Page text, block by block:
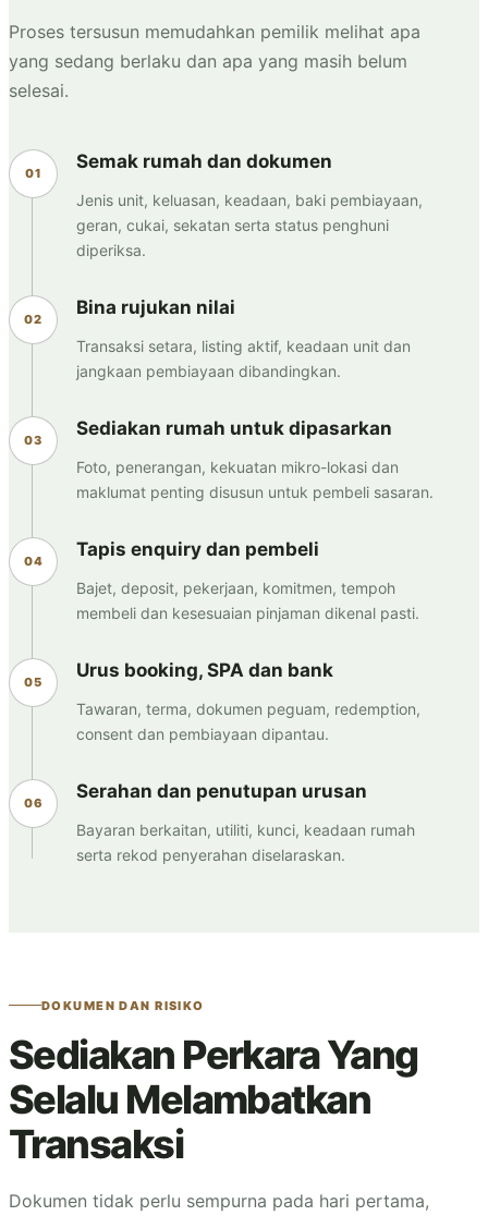
Proses tersusun memudahkan pemilik melihat apa
yang sedang berlaku dan apa yang masih belum
selesai.
Semak rumah dan dokumen
Jenis unit, keluasan, keadaan, baki pembiayaan,
geran, cukai, sekatan serta status penghuni
diperiksa.
Bina rujukan nilai
Transaksi setara, listing aktif, keadaan unit dan
jangkaan pembiayaan dibandingkan.
Sediakan rumah untuk dipasarkan
Foto, penerangan, kekuatan mikro-lokasi dan
maklumat penting disusun untuk pembeli sasaran.
Tapis enquiry dan pembeli
Bajet, deposit, pekerjaan, komitmen, tempoh
membeli dan kesesuaian pinjaman dikenal pasti.
Urus booking, SPA dan bank
Tawaran, terma, dokumen peguam, redemption,
consent dan pembiayaan dipantau.
Serahan dan penutupan urusan
Bayaran berkaitan, utiliti, kunci, keadaan rumah
serta rekod penyerahan diselaraskan.
DOKUMEN DAN RISIKO
Sediakan Perkara Yang
Selalu Melambatkan
Transaksi
Dokumen tidak perlu sempurna pada hari pertama,